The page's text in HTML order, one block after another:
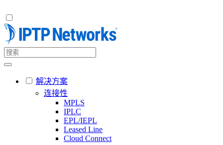
解决方案
连接性
MPLS
IPLC
EPL/IEPL
Leased Line
Cloud Connect